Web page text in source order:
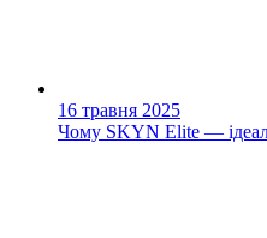
16 травня 2025
Чому SKYN Elite —